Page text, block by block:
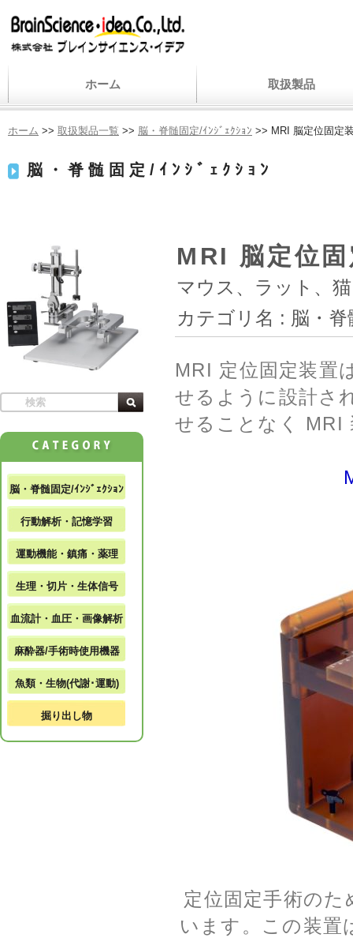
ホーム 取扱製品
ホーム >> 取扱製品一覧 >> 脳・脊髄固定/ｲﾝｼﾞｪｸｼｮﾝ >> MRI 脳定位固定
脳・脊髄固定/ｲﾝｼﾞｪｸｼｮﾝ
MRI 脳定位
マウス、ラット、
カテゴリ名 : 脳・脊
MRI 定位固定装置
せるように設計さ
せることなく MRI
定位固定手術の
います。この装置
脳・脊髄固定/ｲﾝｼﾞｪｸｼｮﾝ
行動解析・記憶学習
運動機能・鎮痛・薬理
生理・切片・生体信号
血流計・血圧・画像解析
麻酔器/手術時使用機器
魚類・生物(代謝･運動)
掘り出し物